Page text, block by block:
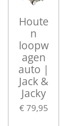
Houte
n
loopw
agen
auto |
Jack &
Jacky
€ 79,95